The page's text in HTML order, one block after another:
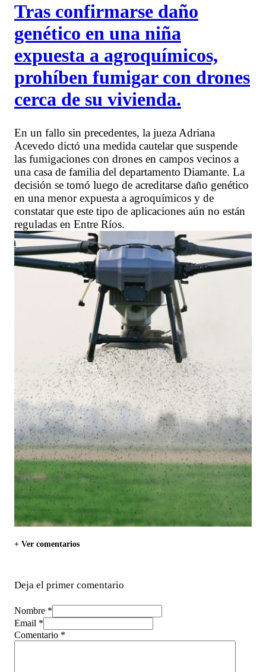
Tras confirmarse daño
genético en una niña
expuesta a agroquímicos,
prohíben fumigar con drones
cerca de su vivienda.
En un fallo sin precedentes, la jueza Adriana
Acevedo dictó una medida cautelar que suspende
las fumigaciones con drones en campos vecinos a
una casa de familia del departamento Diamante. La
decisión se tomó luego de acreditarse daño genético
en una menor expuesta a agroquímicos y de
constatar que este tipo de aplicaciones aún no están
reguladas en Entre Ríos.
+ Ver comentarios
Deja el primer comentario
Nombre *
Email *
Comentario *